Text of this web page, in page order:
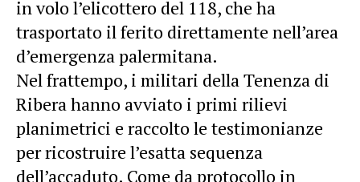
in volo l’elicottero del 118, che ha
trasportato il ferito direttamente nell’area
d’emergenza palermitana.
Nel frattempo, i militari della Tenenza di
Ribera hanno avviato i primi rilievi
planimetrici e raccolto le testimonianze
per ricostruire l’esatta sequenza
dell’accaduto. Come da protocollo in